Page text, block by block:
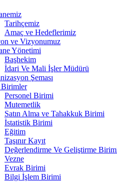
Tarihçemiz
Amaç ve Hedeflerimiz
ve Vizyonumuz
Yönetimi
Başhekim
İdari Ve Mali İşler Müdürü
Şeması
Personel Birimi
Mutemetlik
Satın Alma ve Tahakkuk Birimi
İstatistik Birimi
Eğitim
Taşınır Kayıt
Değerlendirme Ve Geliştirme
Vezne
Evrak Birimi
Bilgi İşlem Birimi